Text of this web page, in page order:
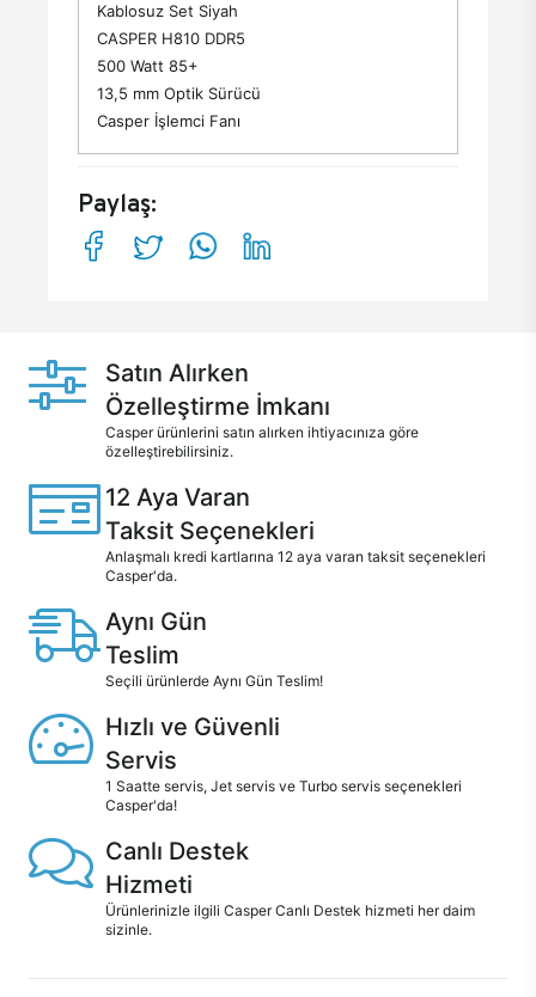
Kablosuz Set Siyah
CASPER H810 DDR5
500 Watt 85+
13,5 mm Optik Sürücü
Casper İşlemci Fanı
Paylaş:
Satın Alırken
Özelleştirme İmkanı
Casper ürünlerini satın alırken ihtiyacınıza göre
özelleştirebilirsiniz.
12 Aya Varan
Taksit Seçenekleri
Anlaşmalı kredi kartlarına 12 aya varan taksit seçenekleri
Casper'da.
Aynı Gün
Teslim
Seçili ürünlerde Aynı Gün Teslim!
Hızlı ve Güvenli
Servis
1 Saatte servis, Jet servis ve Turbo servis seçenekleri
Casper'da!
Canlı Destek
Hizmeti
Ürünlerinizle ilgili Casper Canlı Destek hizmeti her daim
sizinle.